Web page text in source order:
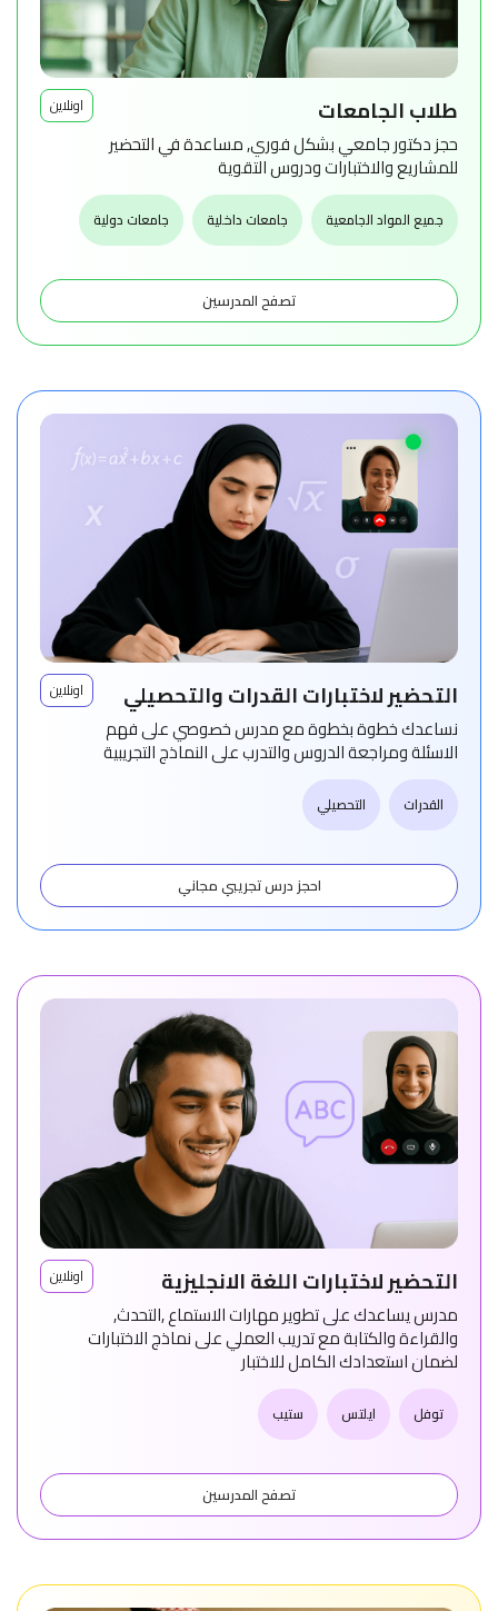
اونلاين طلاب الجامعات
حجز دكتور جامعي بشكل فوري, مساعدة في التحضير
للمشاريع والاختبارات ودروس التقوية
جميع المواد الجامعية جامعات داخلية جامعات دولية
تصفح المدرسين
اونلاين التحضير لاختبارات القدرات والتحصيلي
نساعدك خطوة بخطوة مع مدرس خصوصي على فهم
الاسئلة ومراجعة الدروس والتدرب على النماذج التجريبية
القدرات التحصيلي
احجز درس تجريبي مجاني
اونلاين التحضير لاختبارات اللغة الانجليزية
مدرس يساعدك على تطوير مهارات الاستماع ,التحدث,
والقراءة والكتابة مع تدريب العملي على نماذج الاختبارات
لضمان استعدادك الكامل للاختبار
توفل ايلتس ستيب
تصفح المدرسين